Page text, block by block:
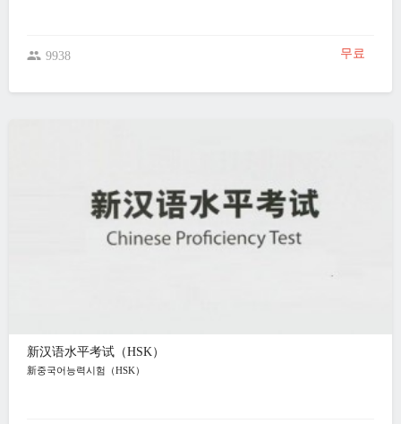
9938 무료
新汉语水平考试（HSK）
新중국어능력시험（HSK）